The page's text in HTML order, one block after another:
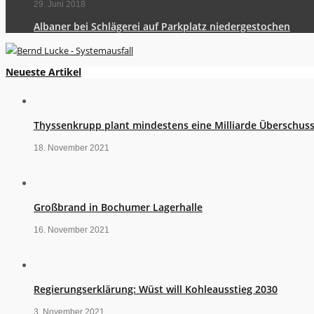
29. Juni 2018
Albaner bei Schlägerei auf Parkplatz niedergestochen
Neueste Artikel
Thyssenkrupp plant mindestens eine Milliarde Überschuss
18. November 2021
Großbrand in Bochumer Lagerhalle
16. November 2021
Regierungserklärung: Wüst will Kohleausstieg 2030